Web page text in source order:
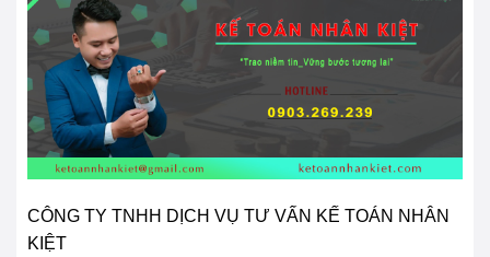
CÔNG TY TNHH DỊCH VỤ TƯ VẤN KẾ TOÁN NHÂN
KIỆT